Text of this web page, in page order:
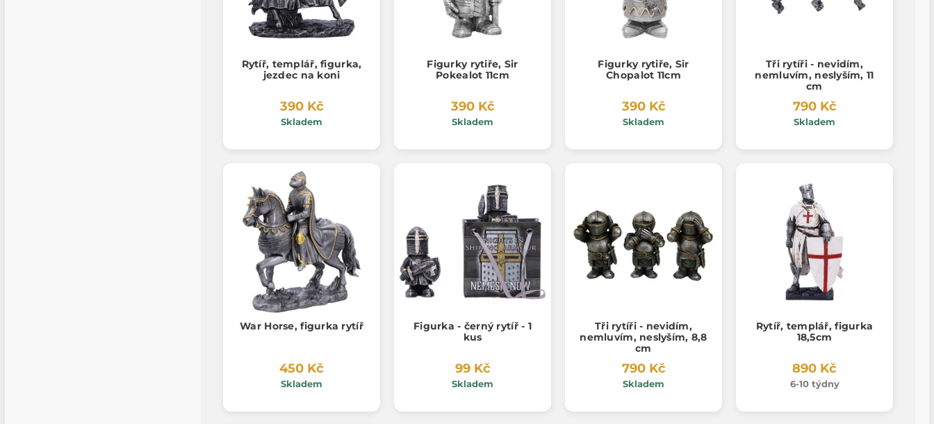
Rytíř, templář, figurka,
jezdec na koni
390 Kč
Skladem
Figurky rytiře, Sir
Pokealot 11cm
390 Kč
Skladem
Figurky rytiře, Sir
Chopalot 11cm
390 Kč
Skladem
Tři rytíři - nevidím,
nemluvím, neslyším, 11
cm
790 Kč
Skladem
War Horse, figurka rytíř
450 Kč
Skladem
Figurka - černý rytíř - 1
kus
99 Kč
Skladem
Tři rytíři - nevidím,
nemluvím, neslyším, 8,8
cm
790 Kč
Skladem
Rytíř, templář, figurka
18,5cm
890 Kč
6-10 týdny